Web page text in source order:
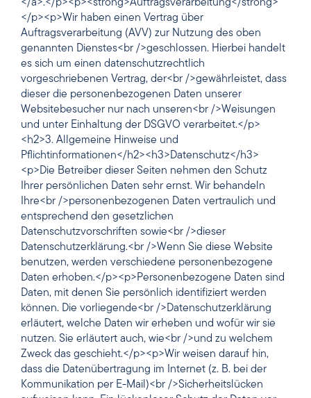
</a>.</p><p><strong>Auftragsverarbeitung</strong>
</p><p>Wir haben einen Vertrag über
Auftragsverarbeitung (AVV) zur Nutzung des oben
genannten Dienstes<br />geschlossen. Hierbei handelt
es sich um einen datenschutzrechtlich
vorgeschriebenen Vertrag, der<br />gewährleistet, dass
dieser die personenbezogenen Daten unserer
Websitebesucher nur nach unseren<br />Weisungen
und unter Einhaltung der DSGVO verarbeitet.</p>
<h2>3. Allgemeine Hinweise und
Pflichtinformationen</h2><h3>Datenschutz</h3>
<p>Die Betreiber dieser Seiten nehmen den Schutz
Ihrer persönlichen Daten sehr ernst. Wir behandeln
Ihre<br />personenbezogenen Daten vertraulich und
entsprechend den gesetzlichen
Datenschutzvorschriften sowie<br />dieser
Datenschutzerklärung.<br />Wenn Sie diese Website
benutzen, werden verschiedene personenbezogene
Daten erhoben.</p><p>Personenbezogene Daten sind
Daten, mit denen Sie persönlich identifiziert werden
können. Die vorliegende<br />Datenschutzerklärung
erläutert, welche Daten wir erheben und wofür wir sie
nutzen. Sie erläutert auch, wie<br />und zu welchem
Zweck das geschieht.</p><p>Wir weisen darauf hin,
dass die Datenübertragung im Internet (z. B. bei der
Kommunikation per E-Mail)<br />Sicherheitslücken